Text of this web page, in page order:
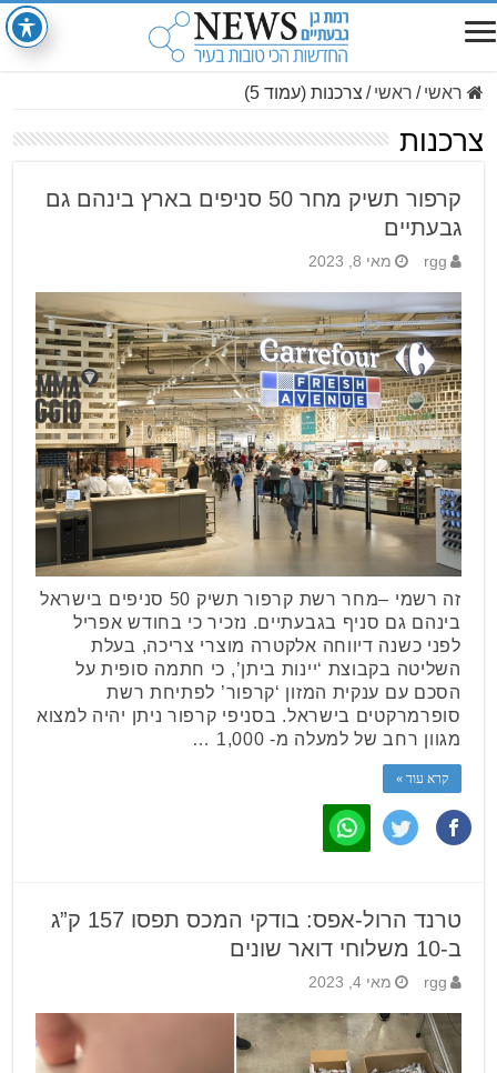
ראשי / ראשי / צרכנות (עמוד 5)
צרכנות
קרפור תשיק מחר 50 סניפים בארץ בינהם גם
גבעתיים
rgg מאי 8, 2023
זה רשמי –מחר רשת קרפור תשיק 50 סניפים בישראל
בינהם גם סניף בגבעתיים. נזכיר כי בחודש אפריל
לפני כשנה דיווחה אלקטרה מוצרי צריכה, בעלת
השליטה בקבוצת ‘יינות ביתן’, כי חתמה סופית על
הסכם עם ענקית המזון ‘קרפור’ לפתיחת רשת
סופרמרקטים בישראל. בסניפי קרפור ניתן יהיה למצוא
מגוון רחב של למעלה מ- 1,000 …
קרא עוד »
טרנד הרול-אפס: בודקי המכס תפסו 157 ק”ג
ב-10 משלוחי דואר שונים
rgg מאי 4, 2023